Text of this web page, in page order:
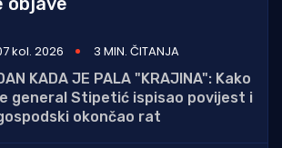
kol. 2026
3 MIN. ČITANJA
KADA JE PALA "KRAJINA": Kako
general Stipetić ispisao povijest i
okončao rat